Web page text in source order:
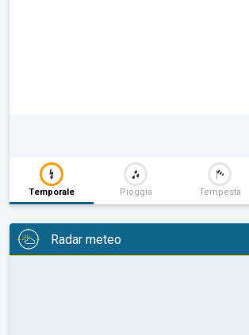
Temporale Pioggia Tempesta
Radar meteo